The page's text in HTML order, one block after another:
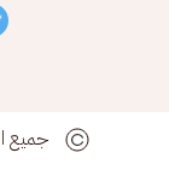
جميع